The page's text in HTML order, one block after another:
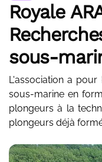
Royale
sous-
L'association a
sous-marine en
plongeurs à la
plongeurs déjà